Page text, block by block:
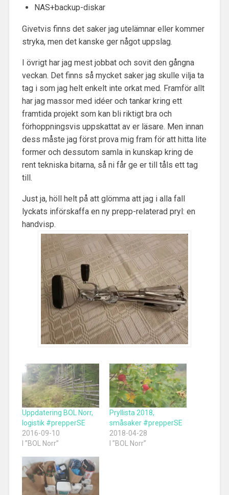
NAS+backup-diskar
Givetvis finns det saker jag utelämnar eller kommer
stryka, men det kanske ger något uppslag.
I övrigt har jag mest jobbat och sovit den gångna
veckan. Det finns så mycket saker jag skulle vilja ta
tag i som jag helt enkelt inte orkat med. Framför allt
har jag massor med idéer och tankar kring ett
framtida projekt som kan bli riktigt bra och
förhoppningsvis uppskattat av er läsare. Men innan
dess måste jag först prova mig fram för att hitta lite
former och dessutom samla in kunskap kring de
rent tekniska bitarna, så ni får ge er till tåls ett tag
till.
Just ja, höll helt på att glömma att jag i alla fall
lyckats införskaffa en ny prepp-relaterad pryl: en
handvisp.
Uppdatering BOL Norr,
logistik #prepperSE
2016-09-10
I ”BOL Norr”
Pryllista 2018,
småsaker #prepperSE
2018-04-28
I ”BOL Norr”